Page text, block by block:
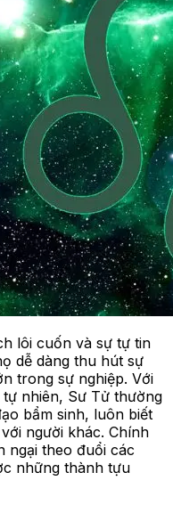
lôi cuốn và sự tự tin
dễ dàng thu hút sự
trong sự nghiệp. Với
nhiên, Sư Tử thường
bẩm sinh, luôn biết
người khác. Chính
ngại theo đuổi các
những thành tựu